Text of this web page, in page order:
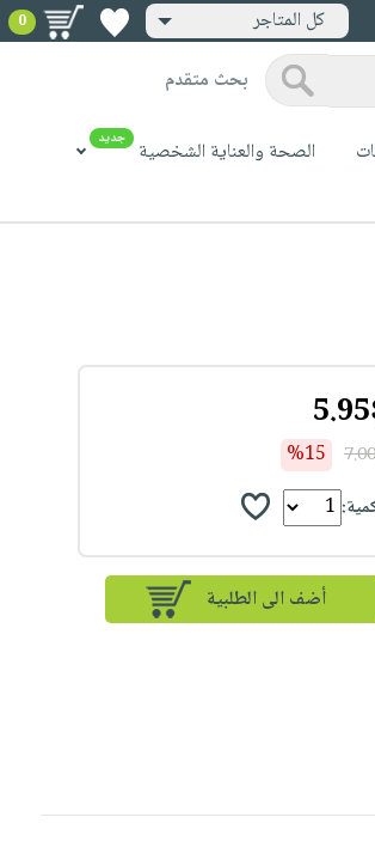
كل المتاجر 0
بحث متقدم
الصحة والعناية الشخصية جديد
%15
أضف الى الطلبية